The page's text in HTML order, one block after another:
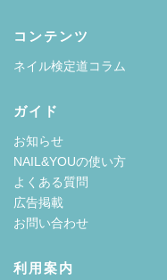
コンテンツ
ネイル検定道コラム
ガイド
お知らせ
NAIL&YOUの使い方
よくある質問
広告掲載
お問い合わせ
利用案内